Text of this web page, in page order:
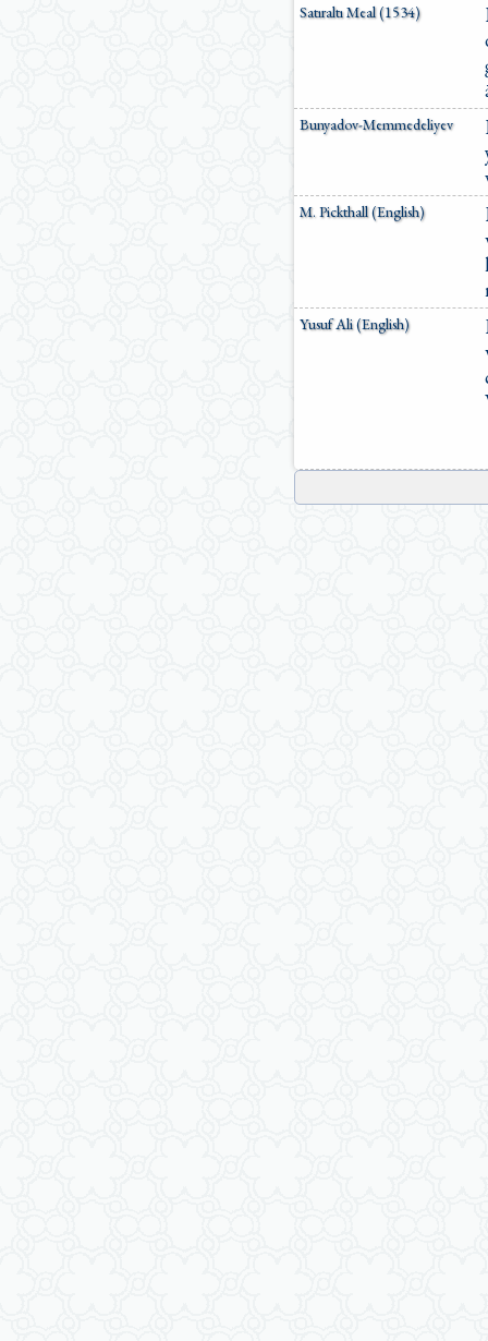
Satıraltı Meal (1534)
Bunyadov-Memmedeliyev
M. Pickthall (English)
Yusuf Ali (English)